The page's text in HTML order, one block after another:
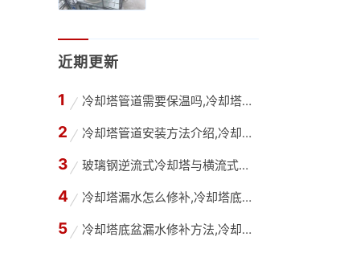
近期更新
冷却塔管道需要保温吗,冷却塔只在夏季使用管道
冷却塔管道安装方法介绍,冷却塔管道改造公司
玻璃钢逆流式冷却塔与横流式冷却塔有什么不同？
冷却塔漏水怎么修补,冷却塔底部漏水用什么胶水
冷却塔底盆漏水修补方法,冷却塔底盘为什么会漏